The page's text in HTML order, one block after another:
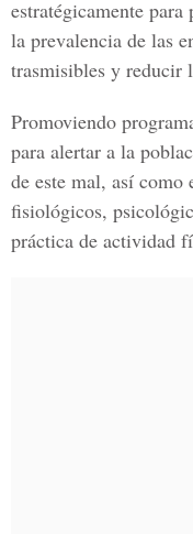
estratégicamente
la prevalencia de las
trasmisibles y reducir
Promoviendo
para alertar a la
de este mal, así como
fisiológicos,
práctica de actividad